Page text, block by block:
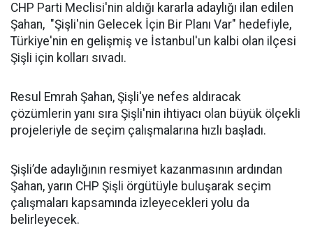
CHP Parti Meclisi'nin aldığı kararla adaylığı ilan edilen
Şahan, "Şişli'nin Gelecek İçin Bir Planı Var" hedefiyle,
Türkiye'nin en gelişmiş ve İstanbul'un kalbi olan ilçesi
Şişli için kolları sıvadı.
Resul Emrah Şahan, Şişli'ye nefes aldıracak
çözümlerin yanı sıra Şişli'nin ihtiyacı olan büyük ölçekli
projeleriyle de seçim çalışmalarına hızlı başladı.
Şişli’de adaylığının resmiyet kazanmasının ardından
Şahan, yarın CHP Şişli örgütüyle buluşarak seçim
çalışmaları kapsamında izleyecekleri yolu da
belirleyecek.